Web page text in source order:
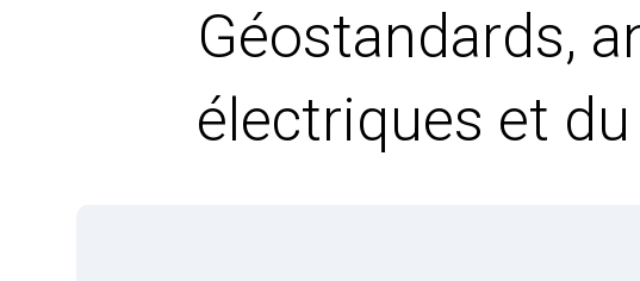
Géostandards,
électriques et du